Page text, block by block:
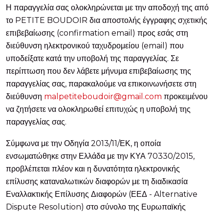
Η παραγγελία σας ολοκληρώνεται με την αποδοχή της από
το PETITE BOUDOIR δια αποστολής έγγραφης σχετικής
επιβεβαίωσης (confirmation email) προς εσάς στη
διεύθυνση ηλεκτρονικού ταχυδρομείου (email) που
υποδείξατε κατά την υποβολή της παραγγελίας. Σε
περίπτωση που δεν λάβετε μήνυμα επιβεβαίωσης της
παραγγελίας σας, παρακαλούμε να επικοινωνήσετε στη
διεύθυνση malpetiteboudoir@gmail.com προκειμένου
να ζητήσετε να ολοκληρωθεί επιτυχώς η υποβολή της
παραγγελίας σας.
Σύμφωνα με την Οδηγία 2013/11/ΕΚ, η οποία
ενσωματώθηκε στην Ελλάδα με την ΚΥΑ 70330/2015,
προβλέπεται πλέον και η δυνατότητα ηλεκτρονικής
επίλυσης καταναλωτικών διαφορών με τη διαδικασία
Εναλλακτικής Επίλυσης Διαφορών (ΕΕΔ - Alternative
Dispute Resolution) στο σύνολο της Ευρωπαϊκής